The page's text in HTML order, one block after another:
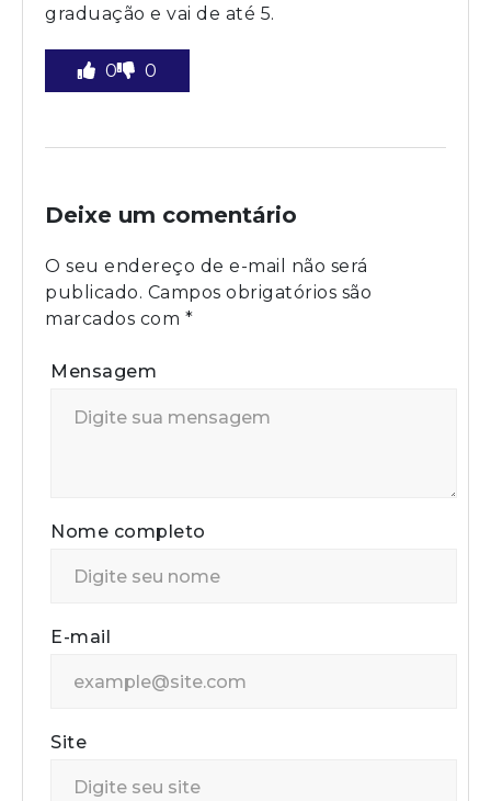
graduação e vai de até 5.
0 0
Deixe um comentário
O seu endereço de e-mail não será
publicado. Campos obrigatórios são
marcados com *
Mensagem
Nome completo
E-mail
Site